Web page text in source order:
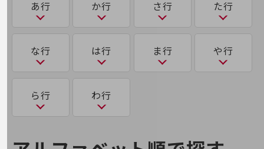
データプラス
home5Gプラン
モバイルサービス
セキュリティ
あ行
あ
アクティビティ・ベースド・ワーキング（ABW）
アグリゲートコンピューティング
か行
か
可用性
き
強化学習
さ行
さ
サース（SaaS）
サイバーハイジーン
た行
た
多要素認証
大規模言語モデル（LLM）
な行
な
は行
は
ま行
ま
や行
ゆ
ら行 わ行